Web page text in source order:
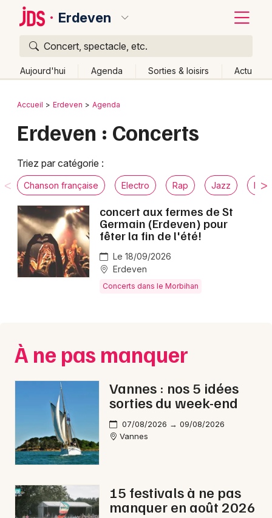
Erdeven
Concert, spectacle, etc.
Aujourd'hui Agenda Sorties & loisirs Actu
Publier un événement
Grands événements
Activité & Expérience
Manifestations
Foires & salons
Sports
Soirées
Sorties famille
Expos
Concerts en Bretagne
Bordeaux
Lille
Lyon
Marseille
Mulhouse
Montpellier
Paris
Toulouse
Toutes les villes
Retour
Accueil Erdeven Agenda
Erdeven : Concerts
Triez par catégorie :
Chanson française Electro Rap Jazz
concert aux fermes de St
Germain (Erdeven) pour
fêter la fin de l'été!
Le 18/09/2026
Erdeven
Concerts dans le Morbihan
À ne pas manquer
Vannes : nos 5 idées
sorties du week-end
07/08/2026 → 09/08/2026
Vannes
15 festivals à ne pas
manquer en août 2026
Quoi ?
Où ?
Partout
Près de moi Changer de lieu
Quand ?
Aujourd'hui
Demain Ce week-end Autre